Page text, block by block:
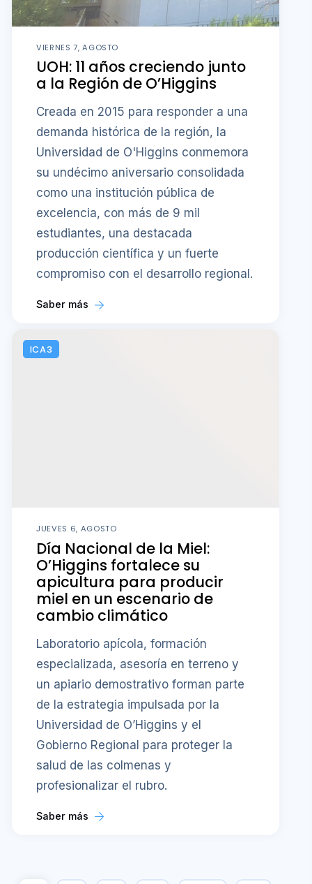
VIERNES 7, AGOSTO
UOH: 11 años creciendo junto
a la Región de O’Higgins
Creada en 2015 para responder a una
demanda histórica de la región, la
Universidad de O'Higgins conmemora
su undécimo aniversario consolidada
como una institución pública de
excelencia, con más de 9 mil
estudiantes, una destacada
producción científica y un fuerte
compromiso con el desarrollo regional.
Saber más
ICA3
JUEVES 6, AGOSTO
Día Nacional de la Miel:
O’Higgins fortalece su
apicultura para producir
miel en un escenario de
cambio climático
Laboratorio apícola, formación
especializada, asesoría en terreno y
un apiario demostrativo forman parte
de la estrategia impulsada por la
Universidad de O’Higgins y el
Gobierno Regional para proteger la
salud de las colmenas y
profesionalizar el rubro.
Saber más